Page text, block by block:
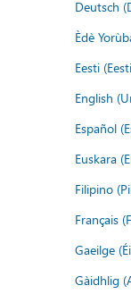
Deutsch
Èdè
Eesti
English
Español
Euskara
Filipino
Français
Gaeilge
Gàidhlig